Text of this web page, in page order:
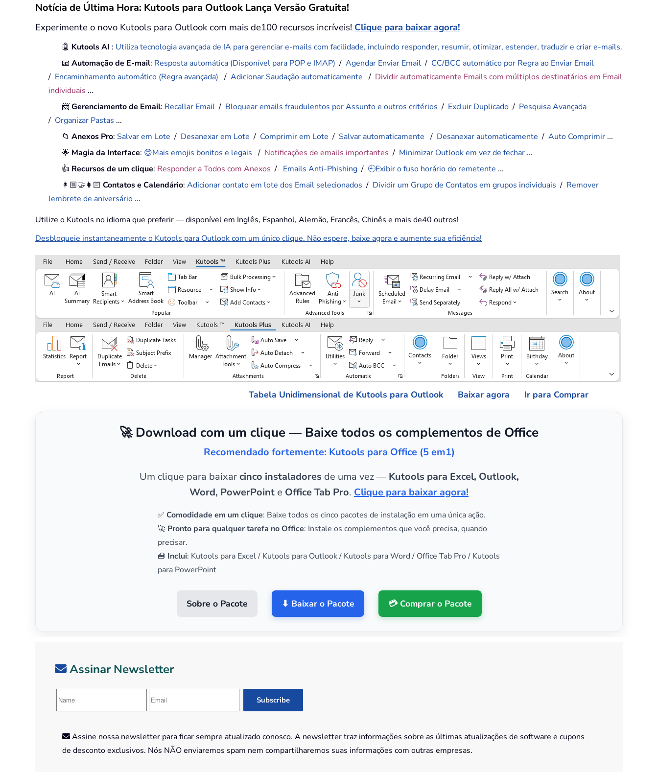
Notícia de Última Hora: Kutools para Outlook Lança Versão Gratuita!
Experimente o novo Kutools para Outlook com mais de100 recursos incríveis! Clique para baixar agora!
🤖 Kutools AI : Utiliza tecnologia avançada de IA para gerenciar e-mails com facilidade, incluindo responder, resumir, otimizar, estender, traduzir e criar e-mails.
📧Automação de E-mail: Resposta automática (Disponível para POP e IMAP) /Agendar Enviar Email / CC/BCC automático por Regra ao Enviar Email
/ Encaminhamento automático (Regra avançada) /Adicionar Saudação automaticamente / Dividir automaticamente Emails com múltiplos destinatários em Email
individuais ...
📨Gerenciamento de Email: Recallar Email / Bloquear emails fraudulentos por Assunto e outros critérios / Excluir Duplicado / Pesquisa Avançada
/ Organizar Pastas ...
📁Anexos Pro: Salvar em Lote / Desanexar em Lote / Comprimir em Lote / Salvar automaticamente / Desanexar automaticamente /Auto Comprimir ...
🌟 Magia da Interface: 😊Mais emojis bonitos e legais / Notificações de emails importantes / Minimizar Outlook em vez de fechar ...
👍 Recursos de um clique: Responder a Todos com Anexos / Emails Anti-Phishing / 🕘Exibir o fuso horário do remetente ...
👩🏼‍🤝‍👩🏻Contatos e Calendário:Adicionar contato em lote dos Email selecionados / Dividir um Grupo de Contatos em grupos individuais / Remover
lembrete de aniversário ...
Utilize o Kutools no idioma que preferir — disponível em Inglês, Espanhol, Alemão, Francês, Chinês e mais de40 outros!
Desbloqueie instantaneamente o Kutools para Outlook com um único clique. Não espere, baixe agora e aumente sua eficiência!
Tabela Unidimensional de Kutools para Outlook Baixar agora Ir para Comprar
🚀 Download com um clique — Baixe todos os complementos de Office
Recomendado fortemente: Kutools para Office (5 em1)
Um clique para baixarcinco instaladores de uma vez — Kutools para Excel, Outlook,
Word, PowerPoint e Office Tab Pro. Clique para baixar agora!
✅ Comodidade em um clique: Baixe todos os cinco pacotes de instalação em uma única ação.
🚀 Pronto para qualquer tarefa no Office: Instale os complementos que você precisa, quando
precisar.
🧰 Inclui: Kutools para Excel / Kutools para Outlook / Kutools para Word / Office Tab Pro / Kutools
para PowerPoint
Sobre o Pacote ⬇ Baixar o Pacote 💳 Comprar o Pacote
Assinar Newsletter
Assine nossa newsletter para ficar sempre atualizado conosco. A newsletter traz informações sobre as últimas atualizações de software e cupons
de desconto exclusivos. Nós NÃO enviaremos spam nem compartilharemos suas informações com outras empresas.